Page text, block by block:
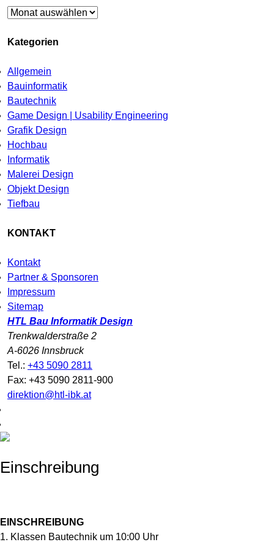
Archiv
Kategorien
Allgemein
Bauinformatik
Bautechnik
Game Design | Usability Engineering
Grafik Design
Hochbau
Informatik
Malerei Design
Objekt Design
Tiefbau
KONTAKT
Kontakt
Partner & Sponsoren
Impressum
Sitemap
HTL Bau Informatik Design
Trenkwalderstraße 2
A-6026 Innsbruck
Tel.: +43 5090 2811
Fax: +43 5090 2811-900
direktion@htl-ibk.at
Einschreibung
EINSCHREIBUNG
1. Klassen Bautechnik um 10:00 Uhr